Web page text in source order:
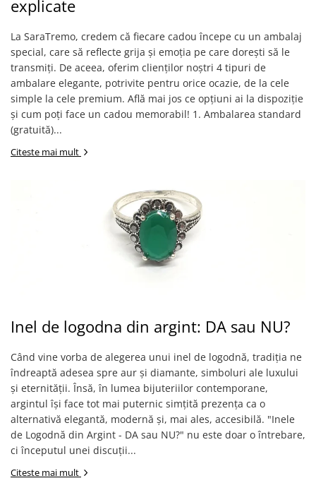
Bijuterii pentru barbati
Inele
Lanturi
Bratari
Talismane
Verighete
Bijuterii din argint placate cu aur
24K
explicate
La SaraTremo, credem că fiecare cadou începe cu un ambalaj
special, care să reflecte grija și emoția pe care dorești să le
transmiți. De aceea, oferim clienților noștri 4 tipuri de
ambalare elegante, potrivite pentru orice ocazie, de la cele
simple la cele premium. Află mai jos ce opțiuni ai la dispoziție
și cum poți face un cadou memorabil! 1. Ambalarea standard
(gratuită)...
Citeste mai mult
Inel de logodna din argint: DA sau NU?
Când vine vorba de alegerea unui inel de logodnă, tradiția ne
îndreaptă adesea spre aur și diamante, simboluri ale luxului
și eternității. Însă, în lumea bijuteriilor contemporane,
argintul își face tot mai puternic simțită prezența ca o
alternativă elegantă, modernă și, mai ales, accesibilă. "Inele
de Logodnă din Argint - DA sau NU?" nu este doar o întrebare,
ci începutul unei discuții...
Citeste mai mult